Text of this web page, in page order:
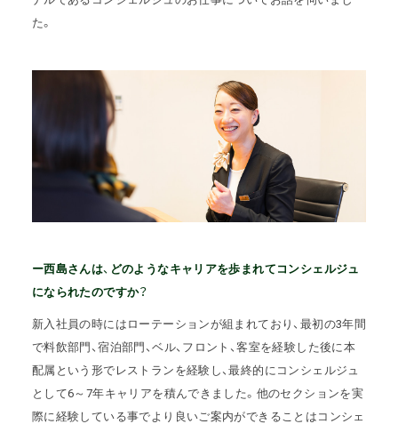
た。
ー西島さんは、どのようなキャリアを歩まれてコンシェルジュ
になられたのですか？
新入社員の時にはローテーションが組まれており、最初の3年間
で料飲部門、宿泊部門、ベル、フロント、客室を経験した後に本
配属という形でレストランを経験し、最終的にコンシェルジュ
として6～7年キャリアを積んできました。他のセクションを実
際に経験している事でより良いご案内ができることはコンシェ